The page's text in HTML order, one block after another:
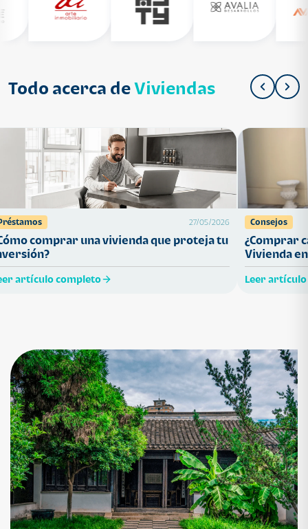
Todo acerca deViviendas
27/05/2026
comprar una vivienda que proteja tu
artículo completo
Consejos
¿Comprar
Vivienda
Leer